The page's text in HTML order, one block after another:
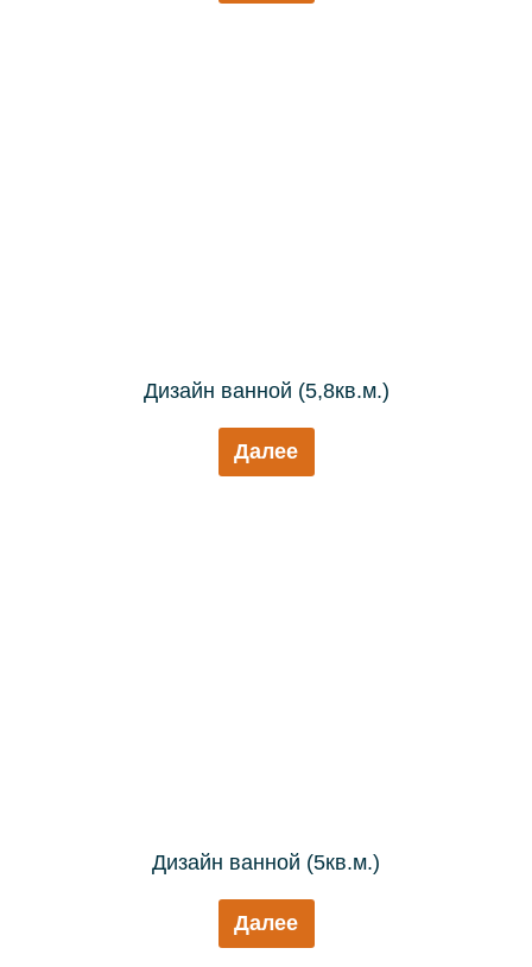
Дизайн ванной (5,8кв.м.)
Далее
Дизайн ванной (5кв.м.)
Далее